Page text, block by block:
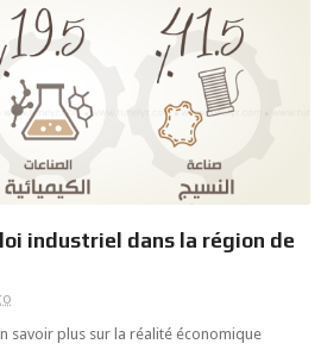
industriel dans la région de
savoir plus sur la réalité économique